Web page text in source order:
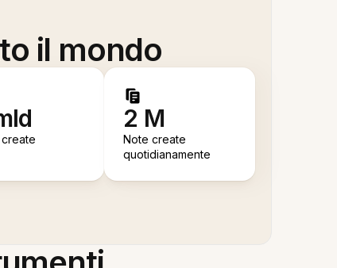
il mondo
2 M
Note create
quotidianamente